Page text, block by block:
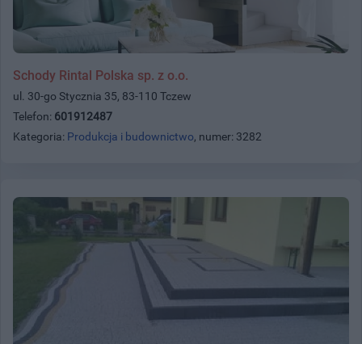
Schody Rintal Polska sp. z o.o.
ul. 30-go Stycznia 35, 83-110 Tczew
Telefon: 601912487
Kategoria: Produkcja i budownictwo, numer: 3282